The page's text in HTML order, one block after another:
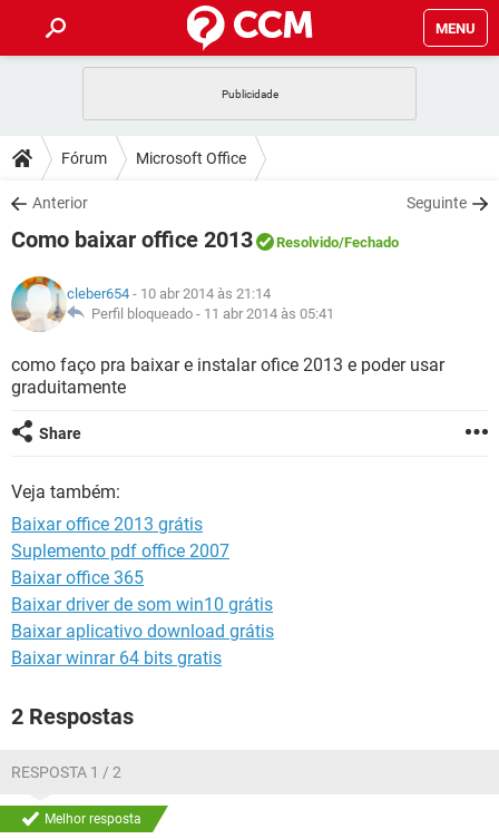
MENU
CELULAR
OUTLOOK
INSTAGRAM GMAIL
GUIA DE COMPRAS
DICAS
JOGOS
INSTAGRAM GMAIL
GUIA DE COMPRAS
DOWNLOADS
JOGOS WHATSAPP
CELULAR
OUTLOOK EXCEL
INSTAGRAM GMAIL
GUIA DE COMPRAS
JOGOS WHATSAPP
CELULAR
OUTLOOK EXCEL
GLOSSÁRIO
JOGOS WHATSAPP
CELULAR
OUTLOOK
GUIA DE COMPRAS
Fórum Microsoft Office
Anterior Seguinte
Como baixar office 2013 Resolvido/Fechado
cleber654 - 10 abr 2014 às 21:14
Perfil bloqueado - 11 abr 2014 às 05:41
como faço pra baixar e instalar ofice 2013 e poder usar
graduitamente
Share
Veja também:
Baixar office 2013 grátis
Suplemento pdf office 2007
Baixar office 365
Baixar driver de som win10 grátis
Baixar aplicativo download grátis
Baixar winrar 64 bits gratis
2 Respostas
RESPOSTA 1 / 2
Melhor resposta